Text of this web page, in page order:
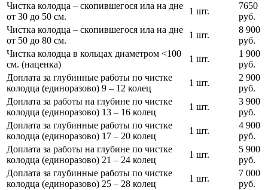
Чистка колодца – скопившегося ила на дне
от 30 до 50 см.
1 шт.
7650
руб.
Чистка колодца – скопившегося ила на дне
от 50 до 80 см.
1 шт.
8 900
руб.
Чистка колодца в кольцах диаметром <100
см. (наценка)
1 шт.
1 900
руб.
Доплата за глубинные работы по чистке
колодца (единоразово) 9 – 12 колец
1 шт.
2 900
руб.
Доплата за работы на глубине по чистке
колодца (единоразово) 13 – 16 колец
1 шт.
3 900
руб.
Доплата за глубинные работы по чистке
колодца (единоразово) 17 – 20 колец
1 шт.
4 900
руб.
Доплата за работы на глубине по чистке
колодца (единоразово) 21 – 24 колец
1 шт.
5 900
руб.
Доплата за глубинные работы по чистке
колодца (единоразово) 25 – 28 колец
1 шт.
7 000
руб.